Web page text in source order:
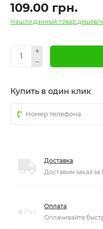
109.00 грн.
Нашли данный товар
Купить в один клик
Доставка
Доставим заказ за
Оплата
Оплачивайте